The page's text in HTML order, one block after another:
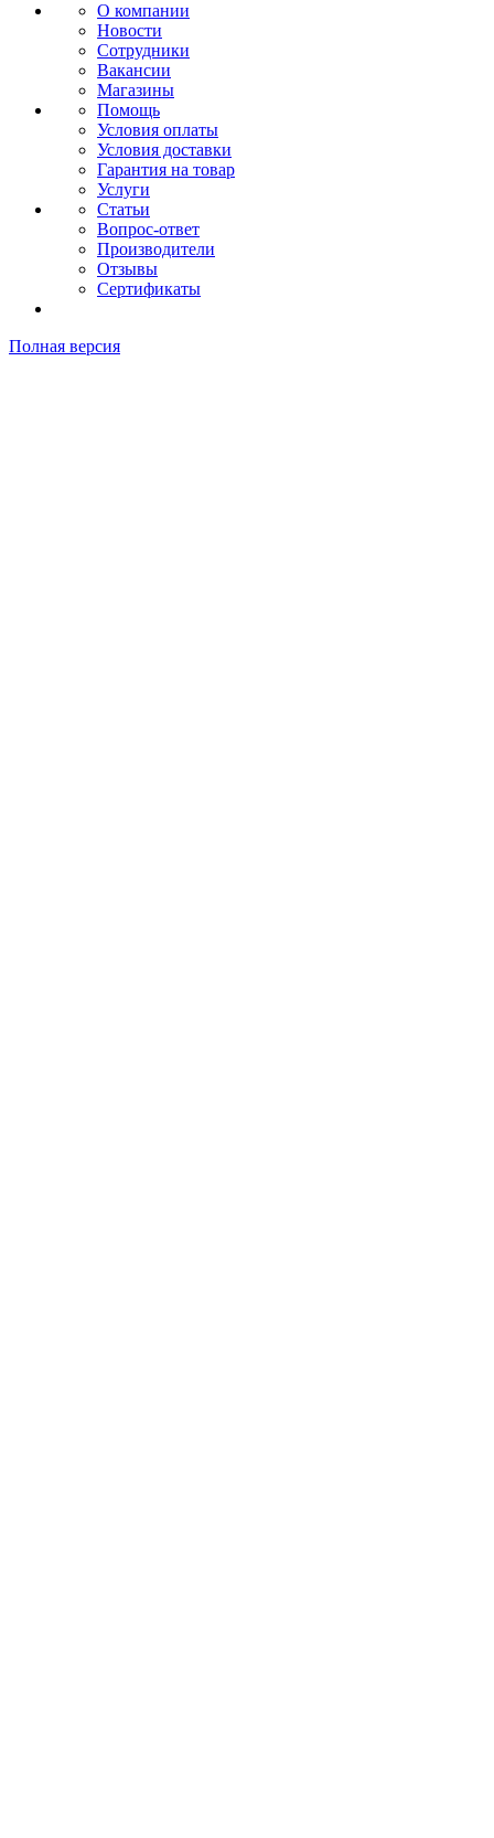
О компании
Новости
Сотрудники
Вакансии
Магазины
Помощь
Условия оплаты
Условия доставки
Гарантия на товар
Услуги
Статьи
Вопрос-ответ
Производители
Отзывы
Сертификаты
Полная версия